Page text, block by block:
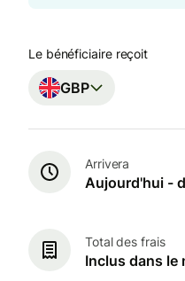
Le bénéficiaire reçoit
GBP
Arrivera
Aujourd'hui -
Total des frais
Inclus dans le